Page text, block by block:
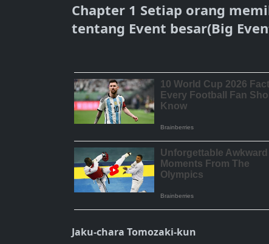
Chapter 1 Setiap orang
tentang Event besar(Big
Jaku-chara Tomozaki-kun